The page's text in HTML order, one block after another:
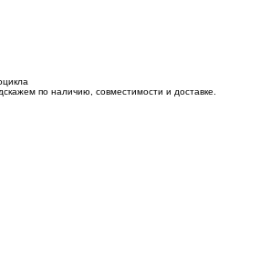
по наличию, совместимости и доставке.